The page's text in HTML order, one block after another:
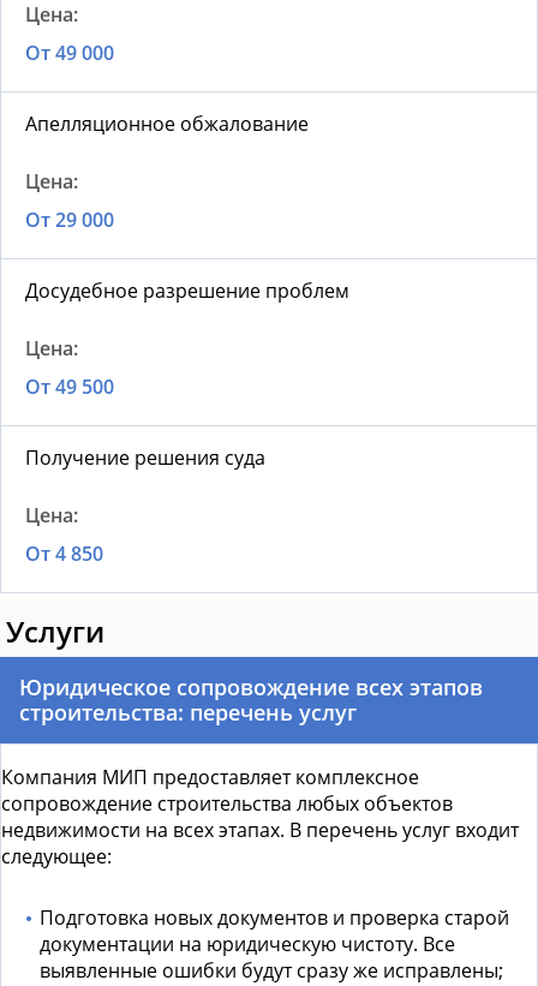
От 49 000
Апелляционное обжалование
От 29 000
Досудебное разрешение проблем
От 49 500
Получение решения суда
От 4 850
Услуги
Юридическое сопровождение всех этапов
строительства: перечень услуг
Компания МИП предоставляет комплексное
сопровождение строительства любых объектов
недвижимости на всех этапах. В перечень услуг входит
следующее:
Подготовка новых документов и проверка старой
документации на юридическую чистоту. Все
выявленные ошибки будут сразу же исправлены;